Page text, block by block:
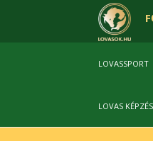
LOVASSPORT
LOVAS